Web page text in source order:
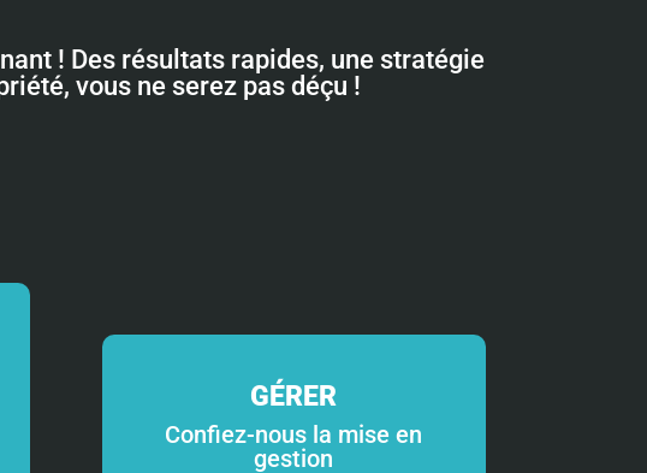
! Des résultats rapides, une stratégie
vous ne serez pas déçu !
GÉRER
Confiez-nous la mise en
gestion